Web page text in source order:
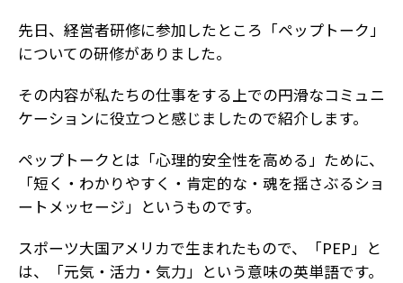
先日、経営者研修に参加したところ「ペップトーク」
についての研修がありました。
その内容が私たちの仕事をする上での円滑なコミュニ
ケーションに役立つと感じましたので紹介します。
ペップトークとは「心理的安全性を高める」ために、
「短く・わかりやすく・肯定的な・魂を揺さぶるショ
ートメッセージ」というものです。
スポーツ大国アメリカで生まれたもので、「PEP」と
は、「元気・活力・気力」という意味の英単語です。